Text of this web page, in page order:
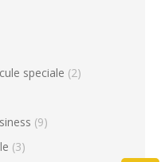
speciale (2)
(9)
(3)